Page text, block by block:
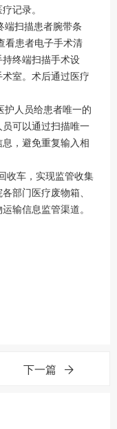
记录。
扫描患者腕带条
看患者电子手术清
终端扫描手术设
室。术后通过医疗
人员给患者唯一的
可以通过扫描唯一
，避免重复输入相
车，实现监管收集
部门医疗废物箱、
输信息监管渠道。
下一篇